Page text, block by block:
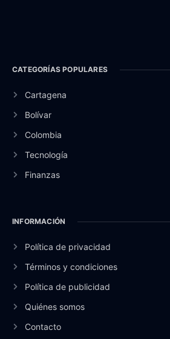
CATEGORÍAS POPULARES
Cartagena
Bolívar
Colombia
Tecnología
Finanzas
INFORMACIÓN
Política de privacidad
Términos y condiciones
Política de publicidad
Quiénes somos
Contacto